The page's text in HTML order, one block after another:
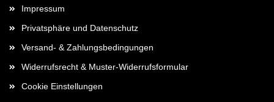
Impressum
Privatsphäre und Datenschutz
Versand- & Zahlungsbedingungen
Widerrufsrecht & Muster-Widerrufsformular
Cookie Einstellungen